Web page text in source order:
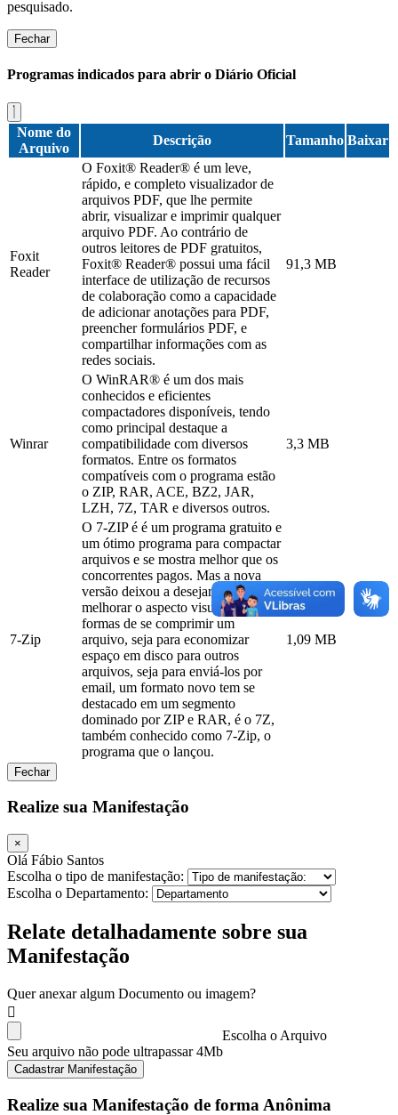
pesquisado.
Fechar
Programas indicados para abrir o Diário Oficial
Nome do
Arquivo
Descrição Tamanho Baixar
Foxit
Reader
O Foxit® Reader® é um leve,
rápido, e completo visualizador de
arquivos PDF, que lhe permite
abrir, visualizar e imprimir qualquer
arquivo PDF. Ao contrário de
outros leitores de PDF gratuitos,
Foxit® Reader® possui uma fácil
interface de utilização de recursos
de colaboração como a capacidade
de adicionar anotações para PDF,
preencher formulários PDF, e
compartilhar informações com as
redes sociais.
91,3 MB
Winrar
O WinRAR® é um dos mais
conhecidos e eficientes
compactadores disponíveis, tendo
como principal destaque a
compatibilidade com diversos
formatos. Entre os formatos
compatíveis com o programa estão
o ZIP, RAR, ACE, BZ2, JAR,
LZH, 7Z, TAR e diversos outros.
3,3 MB
7-Zip
O 7-ZIP é é um programa gratuito e
um ótimo programa para compactar
arquivos e se mostra melhor que os
concorrentes pagos. Mas a nova
versão deixou a desejar ao não
melhorar o aspecto visual. Entre as
formas de se comprimir um
arquivo, seja para economizar
espaço em disco para outros
arquivos, seja para enviá-los por
email, um formato novo tem se
destacado em um segmento
dominado por ZIP e RAR, é o 7Z,
também conhecido como 7-Zip, o
programa que o lançou.
1,09 MB
Fechar
Realize sua Manifestação
×
Olá Fábio Santos
Escolha o tipo de manifestação:
Escolha o Departamento:
Relate detalhadamente sobre sua
Manifestação
Quer anexar algum Documento ou imagem?
Escolha o Arquivo
Seu arquivo não pode ultrapassar 4Mb
Cadastrar Manifestação
Realize sua Manifestação de forma Anônima